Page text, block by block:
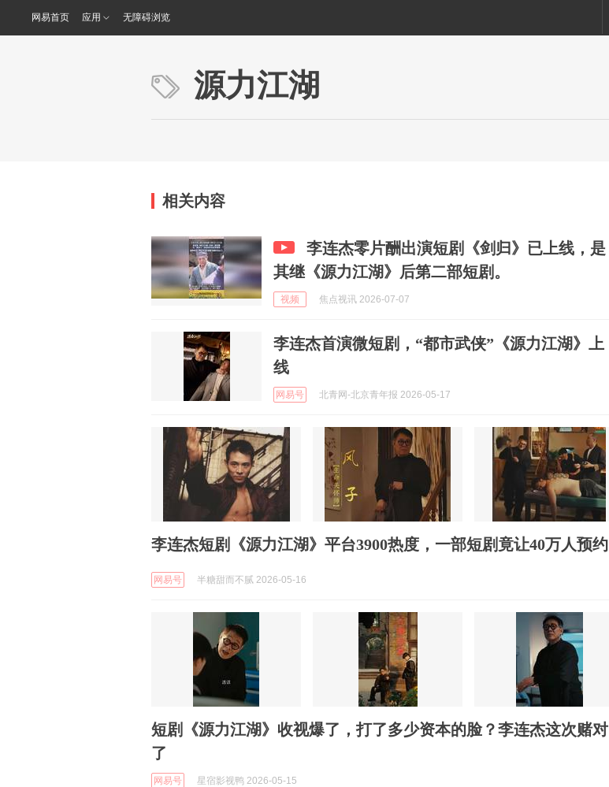
网易首页 应用 无障碍浏览
源力江湖
相关内容
李连杰零片酬出演短剧《剑归》已上线，是
其继《源力江湖》后第二部短剧。
视频 焦点视讯 2026-07-07
李连杰首演微短剧，“都市武侠”《源力江湖》上
线
网易号 北青网-北京青年报 2026-05-17
李连杰短剧《源力江湖》平台3900热度，一部短剧竟让40万人预约
网易号 半糖甜而不腻 2026-05-16
短剧《源力江湖》收视爆了，打了多少资本的脸？李连杰这次赌对
了
网易号 星宿影视鸭 2026-05-15